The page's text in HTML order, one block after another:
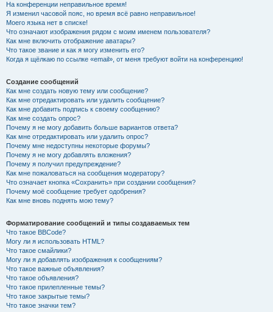
На конференции неправильное время!
Я изменил часовой пояс, но время всё равно неправильное!
Моего языка нет в списке!
Что означают изображения рядом с моим именем пользователя?
Как мне включить отображение аватары?
Что такое звание и как я могу изменить его?
Когда я щёлкаю по ссылке «email», от меня требуют войти на конференцию!
Создание сообщений
Как мне создать новую тему или сообщение?
Как мне отредактировать или удалить сообщение?
Как мне добавить подпись к своему сообщению?
Как мне создать опрос?
Почему я не могу добавить больше вариантов ответа?
Как мне отредактировать или удалить опрос?
Почему мне недоступны некоторые форумы?
Почему я не могу добавлять вложения?
Почему я получил предупреждение?
Как мне пожаловаться на сообщения модератору?
Что означает кнопка «Сохранить» при создании сообщения?
Почему моё сообщение требует одобрения?
Как мне вновь поднять мою тему?
Форматирование сообщений и типы создаваемых тем
Что такое BBCode?
Могу ли я использовать HTML?
Что такое смайлики?
Могу ли я добавлять изображения к сообщениям?
Что такое важные объявления?
Что такое объявления?
Что такое прилепленные темы?
Что такое закрытые темы?
Что такое значки тем?